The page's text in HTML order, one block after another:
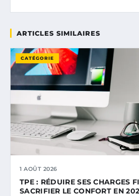
ARTICLES SIMILAIRES
CATÉGORIE
1 AOÛT 2026
TPE : RÉDUIRE SES CHARGES
SACRIFIER LE CONFORT EN